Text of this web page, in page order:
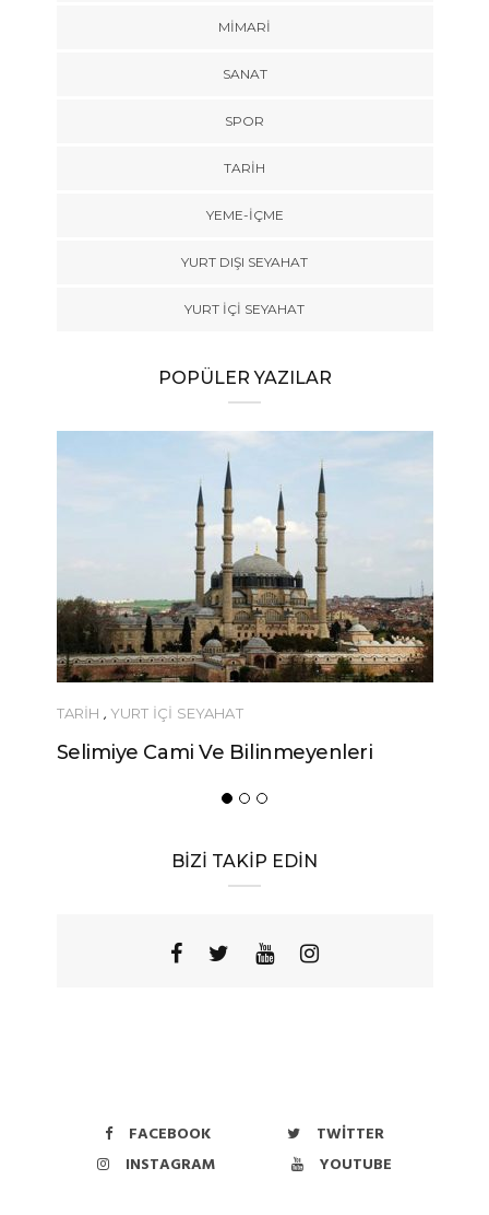
MIMARI
SANAT
SPOR
TARİH
YEME-İÇME
YURT DIŞI SEYAHAT
YURT İÇİ SEYAHAT
POPÜLER YAZILAR
TARİH , YURT İÇİ SEYAHAT
Selimiye Cami Ve Bilinmeyenleri
BİZİ TAKİP EDİN
FACEBOOK
TWITTER
INSTAGRAM
YOUTUBE